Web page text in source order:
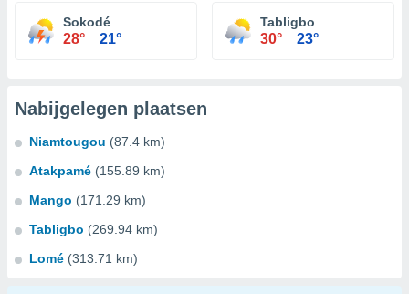
Sokodé
28° 21°
Tabligbo
30° 23°
Nabijgelegen plaatsen
Niamtougou (87.4 km)
Atakpamé (155.89 km)
Mango (171.29 km)
Tabligbo (269.94 km)
Lomé (313.71 km)